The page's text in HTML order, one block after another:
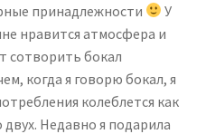
принадлежности
У
нравится атмосфера и
сотворить бокал
когда я говорю бокал, я
колеблется как
двух. Недавно я подарила